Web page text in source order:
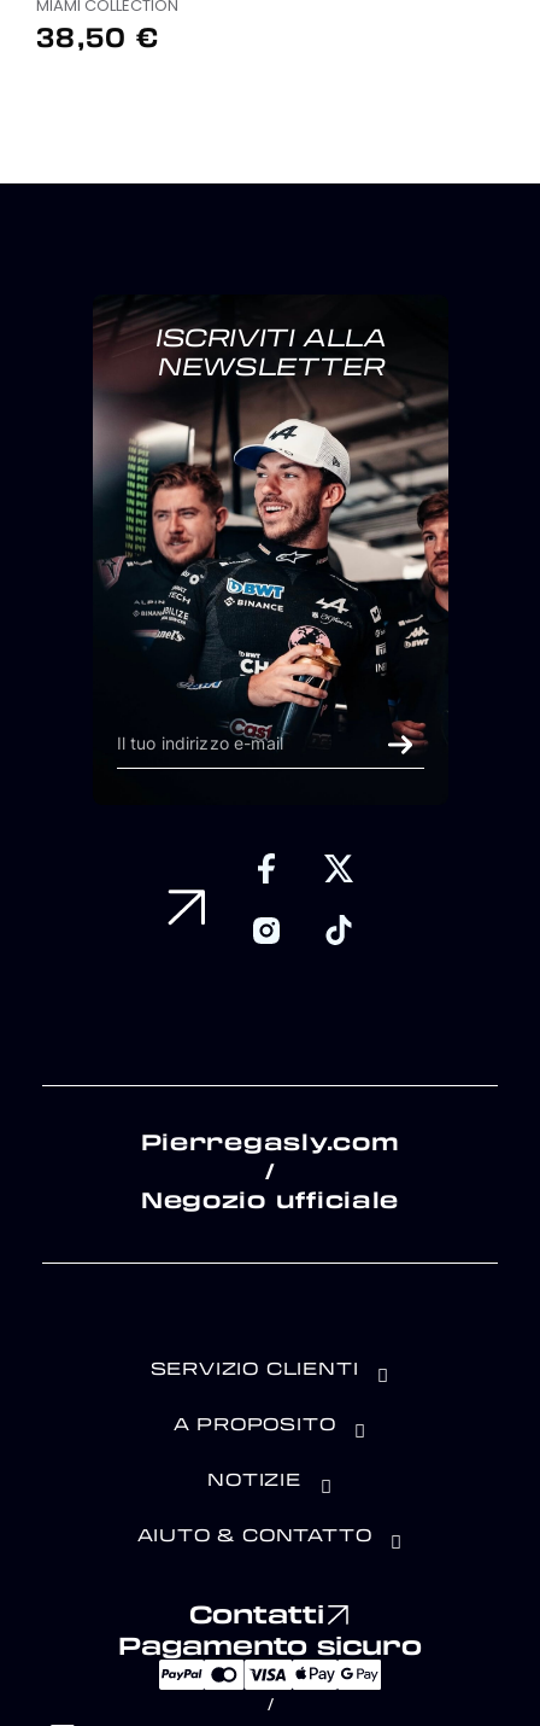
MIAMI COLLECTION
38,50 €
ISCRIVITI ALLA
NEWSLETTER
Pierregasly.com
/
Negozio ufficiale
SERVIZIO CLIENTI
A PROPOSITO
NOTIZIE
AIUTO & CONTATTO
Contatti
Pagamento sicuro
/